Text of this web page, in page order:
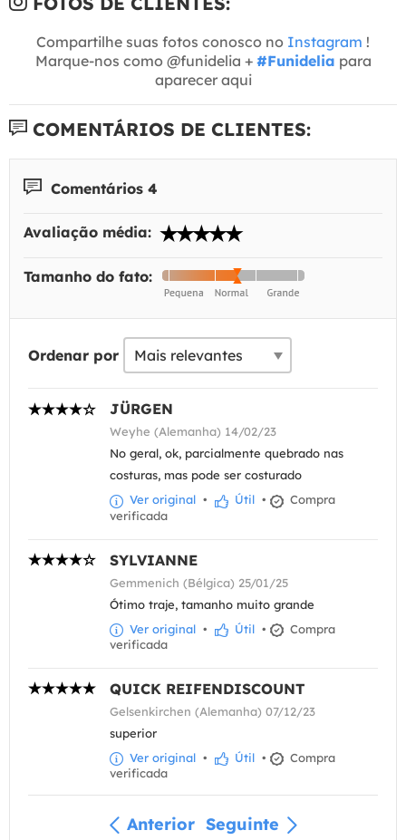
Compartilhe suas fotos conosco no Instagram !
Marque-nos como @funidelia + #Funidelia para
aparecer aqui
COMENTÁRIOS DE CLIENTES:
Comentários 4
Avaliação média:
Tamanho do fato:
Ordenar por
JÜRGEN
Weyhe (Alemanha) 14/02/23
No geral, ok, parcialmente quebrado nas
costuras, mas pode ser costurado
Ver original • Útil •
Compra
verificada
SYLVIANNE
Gemmenich (Bélgica) 25/01/25
Ótimo traje, tamanho muito grande
Ver original • Útil •
Compra
verificada
QUICK REIFENDISCOUNT
Gelsenkirchen (Alemanha) 07/12/23
superior
Ver original • Útil •
Compra
verificada
Anterior Seguinte